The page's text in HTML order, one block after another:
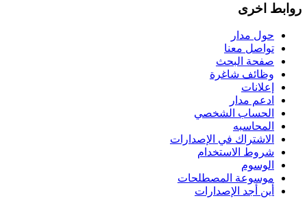
روابط اخرى
حول مدار
تواصل معنا
صفحة البحث
وظائف شاغرة
إعلانات
ادعم مدار
الحساب الشخصي
المحاسبه
الاشتراك في الإصدارات
شروط الاستخدام
الوسوم
موسوعة المصطلحات
أين أجد الإصدارات